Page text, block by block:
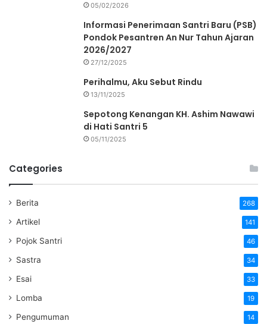
05/02/2026
Informasi Penerimaan Santri Baru (PSB)
Pondok Pesantren An Nur Tahun Ajaran
2026/2027
27/12/2025
Perihalmu, Aku Sebut Rindu
13/11/2025
Sepotong Kenangan KH. Ashim Nawawi
di Hati Santri 5
05/11/2025
Categories
Berita 268
Artikel 141
Pojok Santri 46
Sastra 34
Esai 33
Lomba 19
Pengumuman 14